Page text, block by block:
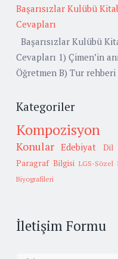
Başarısızlar Kulübü
Cevapları
Başarısızlar Kulübü
Cevapları 1) Çimen’in
Öğretmen B) Tur rehberi
Kategoriler
Kompozisyon
Konular Edebiyat Dil
Paragraf Bilgisi LGS-Sözel
Biyografileri
İletişim Formu